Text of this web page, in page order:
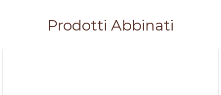
Prodotti Abbinati